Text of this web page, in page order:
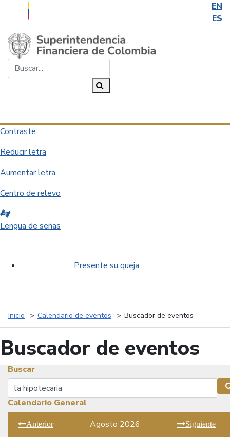
EN
ES
Saltar al contenido principal
Contraste
Reducir letra
Aumentar letra
Centro de relevo
Lengua de señas
Presente su queja
Inicio Calendario de eventos Buscador de eventos
Buscador de eventos
Buscar
Buscar
Calendario General
Anterior Agosto 2026 Siguiente